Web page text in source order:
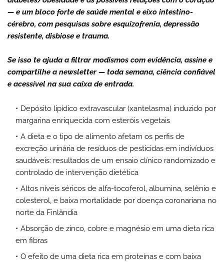
— e um bloco forte de saúde mental e eixo intestino-
cérebro, com pesquisas sobre esquizofrenia, depressão
resistente, disbiose e trauma.
Se isso te ajuda a filtrar modismos com evidência, assine e
compartilhe a newsletter — toda semana, ciência confiável
e acessível na sua caixa de entrada.
Depósito lipídico extravascular (xantelasma) induzido por
margarina enriquecida com esteróis vegetais
A dieta e o tipo de alimento afetam os perfis de
excreção urinária de resíduos de pesticidas em indivíduos
saudáveis: resultados de um ensaio clínico randomizado e
controlado de intervenção dietética
Altos níveis séricos de alfa-tocoferol, albumina, selênio e
colesterol, e baixa mortalidade por doença coronariana no
norte da Finlândia
Absorção de zinco, cobre e magnésio em uma dieta rica
em fibras
O efeito de uma dieta rica em proteínas e com baixa